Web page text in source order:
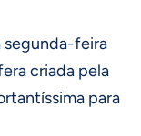
segunda-feira
criada pela
para